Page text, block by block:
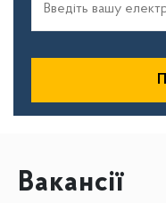
і
с
а
с
я
Вакансії